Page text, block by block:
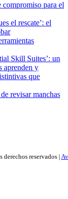
compromiso para el
el rescate’: el
Skill Suites’: un
aprenden y
que
revisar manchas
derechos reservados |